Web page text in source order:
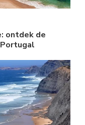
ontdek de